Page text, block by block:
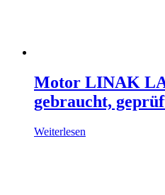
Motor LINAK
gebraucht,
Weiterlesen